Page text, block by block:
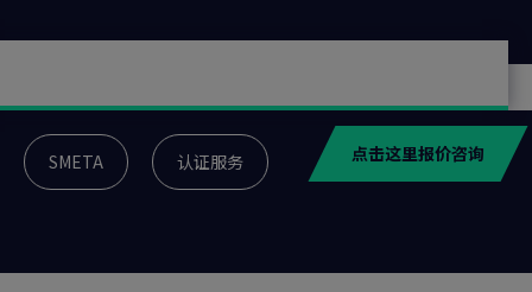
点击这里报价咨询
SMETA 认证服务